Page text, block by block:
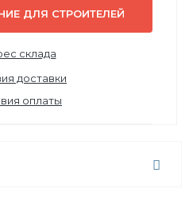
ДЛЯ СТРОИТЕЛЕЙ
склада
доставки
оплаты